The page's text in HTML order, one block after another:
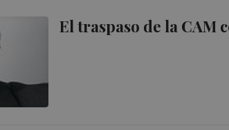
El traspaso de la CAM